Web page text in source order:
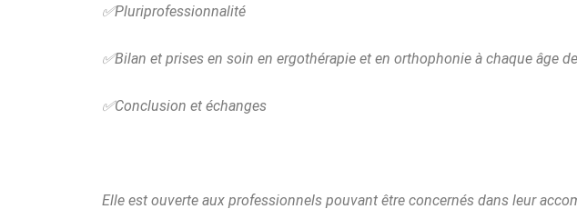
✅Pluriprofessionnalité
✅Bilan et prises en soin en ergothérapie et en orthophonie à chaque âge
✅Conclusion et échanges
Elle est ouverte aux professionnels pouvant être concernés dans leur